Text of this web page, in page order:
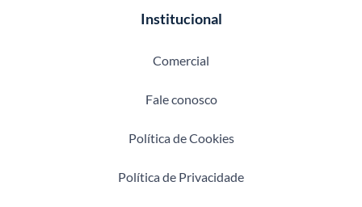
Institucional
Comercial
Fale conosco
Política de Cookies
Política de Privacidade